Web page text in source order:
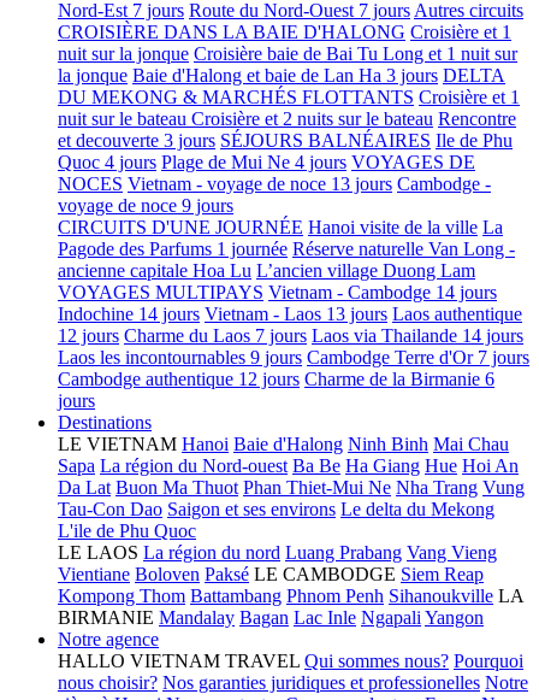
Nord-Est 7 jours Route du Nord-Ouest 7 jours Autres circuits
CROISIÈRE DANS LA BAIE D'HALONG Croisière et 1
nuit sur la jonque Croisière baie de Bai Tu Long et 1 nuit sur
la jonque Baie d'Halong et baie de Lan Ha 3 jours DELTA
DU MEKONG & MARCHÉS FLOTTANTS Croisière et 1
nuit sur le bateau Croisière et 2 nuits sur le bateau Rencontre
et decouverte 3 jours SÉJOURS BALNÉAIRES Ile de Phu
Quoc 4 jours Plage de Mui Ne 4 jours VOYAGES DE
NOCES Vietnam - voyage de noce 13 jours Cambodge -
voyage de noce 9 jours
CIRCUITS D'UNE JOURNÉE Hanoi visite de la ville La
Pagode des Parfums 1 journée Réserve naturelle Van Long -
ancienne capitale Hoa Lu L’ancien village Duong Lam
VOYAGES MULTIPAYS Vietnam - Cambodge 14 jours
Indochine 14 jours Vietnam - Laos 13 jours Laos authentique
12 jours Charme du Laos 7 jours Laos via Thailande 14 jours
Laos les incontournables 9 jours Cambodge Terre d'Or 7 jours
Cambodge authentique 12 jours Charme de la Birmanie 6
jours
Destinations
LE VIETNAM Hanoi Baie d'Halong Ninh Binh Mai Chau
Sapa La région du Nord-ouest Ba Be Ha Giang Hue Hoi An
Da Lat Buon Ma Thuot Phan Thiet-Mui Ne Nha Trang Vung
Tau-Con Dao Saigon et ses environs Le delta du Mekong
L'ile de Phu Quoc
LE LAOS La région du nord Luang Prabang Vang Vieng
Vientiane Boloven Paksé LE CAMBODGE Siem Reap
Kompong Thom Battambang Phnom Penh Sihanoukville LA
BIRMANIE Mandalay Bagan Lac Inle Ngapali Yangon
Notre agence
HALLO VIETNAM TRAVEL Qui sommes nous? Pourquoi
nous choisir? Nos garanties juridiques et professionelles Notre